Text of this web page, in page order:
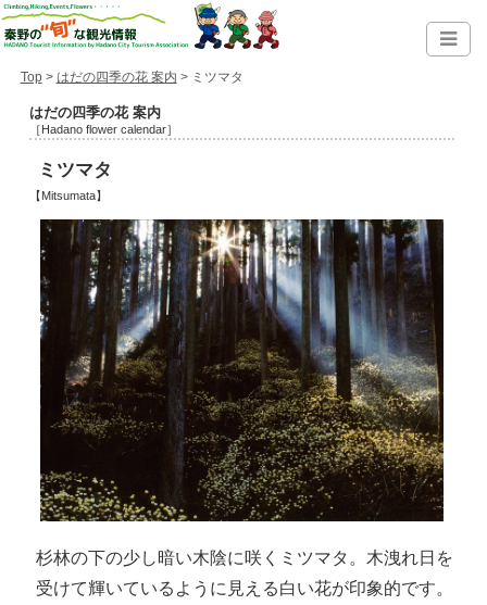
Top> はだの四季の花 案内 > ミツマタ
はだの四季の花 案内
［Hadano flower calendar］
ミツマタ
【Mitsumata】
杉林の下の少し暗い木陰に咲くミツマタ。木洩れ日を
受けて輝いているように見える白い花が印象的です。